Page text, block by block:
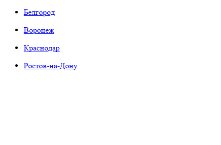
Белгород
Воронеж
Краснодар
Ростов-на-Дону